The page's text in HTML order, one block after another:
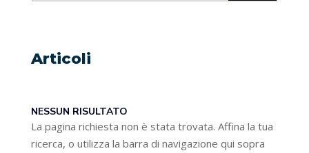
Articoli
NESSUN RISULTATO
La pagina richiesta non è stata trovata. Affina la tua
ricerca, o utilizza la barra di navigazione qui sopra